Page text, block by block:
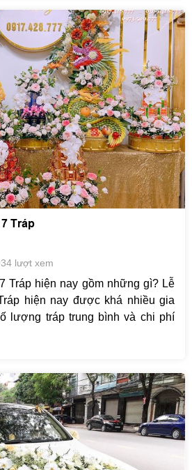
Tráp
lượt xem
Tráp hiện nay gồm những gì? Lễ
hiện nay được khá nhiều gia
lượng tráp trung bình và chi phí
khách hàng có thể sở hữu